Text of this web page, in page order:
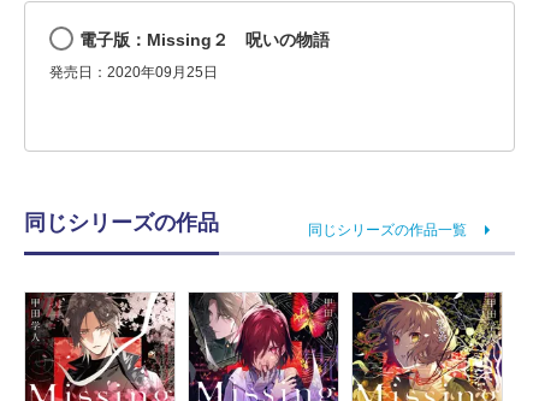
電子版：Missing２ 呪いの物語
発売日：2020年09月25日
同じシリーズの作品 同じシリーズの作品一覧